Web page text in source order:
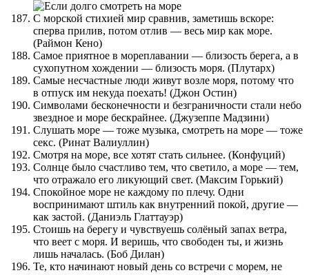
С морской стихией мир сравнив, заметишь вскоре:
сперва прилив, потом отлив — весь мир как море.
(Раймон Кено)
Самое приятное в мореплавании — близость берега, а в
сухопутном хождении — близость моря. (Плутарх)
Самые несчастные люди живут возле моря, потому что
в отпуск им некуда поехать! (Джон Остин)
Символами бесконечности и безграничности стали небо
звездное и море бескрайнее. (Джузеппе Мадзини)
Слушать море — тоже музыка, смотреть на море — тоже
секс. (Ринат Валиуллин)
Смотря на море, все хотят стать сильнее. (Конфуций)
Солнце было счастливо тем, что светило, а море — тем,
что отражало его ликующий свет. (Максим Горький)
Спокойное море не каждому по плечу. Одни
воспринимают штиль как внутренний покой, другие —
как застой. (Даниэль Глаттауэр)
Стоишь на берегу и чувствуешь солёный запах ветра,
что веет с моря. И веришь, что свободен ты, и жизнь
лишь началась. (Боб Дилан)
Те, кто начинают новый день со встречи с морем, не